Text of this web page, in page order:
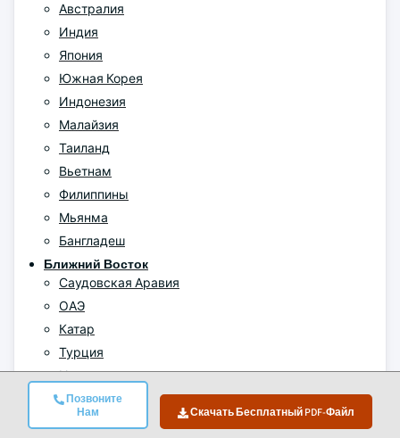
Позвоните
Нам
Скачать Бесплатный PDF-Файл
Австралия
Индия
Япония
Южная Корея
Индонезия
Малайзия
Таиланд
Вьетнам
Филиппины
Мьянма
Бангладеш
Ближний Восток
Саудовская Аравия
ОАЭ
Катар
Турция
Иран
Оман